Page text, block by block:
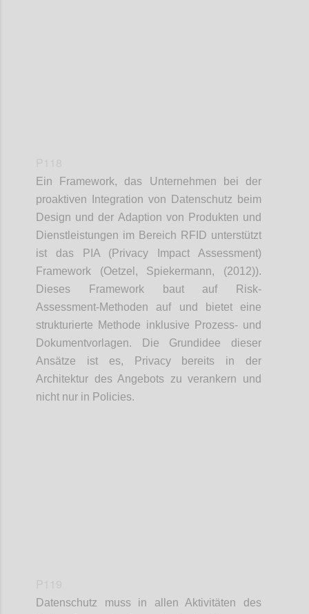
Ein Framework, das Unternehmen bei der
proaktiven Integration von Datenschutz beim
Design und der Adaption von Produkten und
Dienstleistungen im Bereich RFID unterstützt
ist das PIA (Privacy Impact Assessment)
Framework (Oetzel, Spiekermann, (2012)).
Dieses Framework baut auf Risk-
Assessment-Methoden auf und bietet eine
strukturierte Methode inklusive Prozess- und
Dokumentvorlagen. Die Grundidee dieser
Ansätze ist es, Privacy bereits in der
Architektur des Angebots zu verankern und
nicht nur in Policies.
Datenschutz muss in allen Aktivitäten des